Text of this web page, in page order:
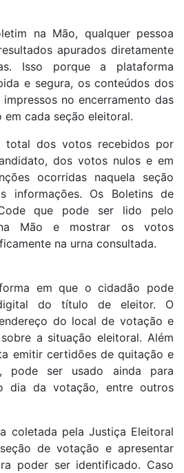
na Mão, qualquer pessoa
apurados diretamente
Isso porque a plataforma
e segura, os conteúdos dos
no encerramento das
cada seção eleitoral.
total dos votos recebidos por
dos votos nulos e em
ocorridas naquela seção
informações. Os Boletins de
que pode ser lido pelo
Mão e mostrar os votos
na urna consultada.
em que o cidadão pode
do título de eleitor. O
do local de votação e
a situação eleitoral. Além
emitir certidões de quitação e
pode ser usado ainda para
dia da votação, entre outros
coletada pela Justiça Eleitoral
de votação e apresentar
poder ser identificado. Caso